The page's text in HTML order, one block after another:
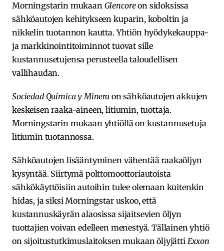
Morningstarin mukaan Glencoreon sidoksissa
sähköautojen kehitykseen kuparin, koboltin ja
nikkelin tuotannon kautta. Yhtiön hyödykekauppa-
ja markkinointitoiminnot tuovat sille
kustannusetujensa perusteella taloudellisen
vallihaudan.
Sociedad Quimica y Minera on sähköautojen akkujen
keskeisen raaka-aineen, litiumin, tuottaja.
Morningstarin mukaan yhtiöllä on kustannusetuja
litiumin tuotannossa.
Sähköautojen lisääntyminen vähentää raakaöljyn
kysyntää. Siirtymä polttomoottoriautoista
sähkökäyttöisiin autoihin tulee olemaan kuitenkin
hidas, ja siksi Morningstar uskoo, että
kustannuskäyrän alaosissa sijaitsevien öljyn
tuottajien voivan edelleen menestyä. Tällainen yhtiö
on sijoitustutkimuslaitoksen mukaan öljyjätti Exxon